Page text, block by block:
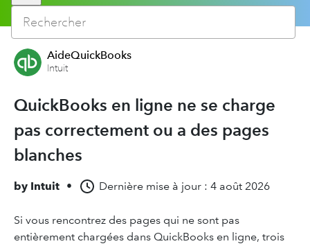
AideQuickBooks
Intuit
QuickBooks en ligne ne se charge
pas correctement ou a des pages
blanches
by Intuit • Dernière mise à jour : 4 août 2026
Si vous rencontrez des pages qui ne sont pas
entièrement chargées dans QuickBooks en ligne, trois